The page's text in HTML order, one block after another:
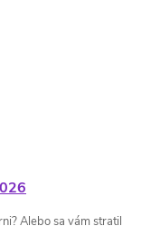
Alebo sa vám stratil